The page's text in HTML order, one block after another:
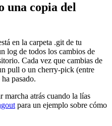
una copia del
en la carpeta .git de tu
log de todos los cambios de
Cada vez que cambias de
pull o un cherry-pick (entre
pasado.
marcha atrás cuando la lías
para un ejemplo sobre cómo